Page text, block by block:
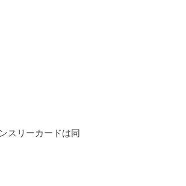
スリーカードは同